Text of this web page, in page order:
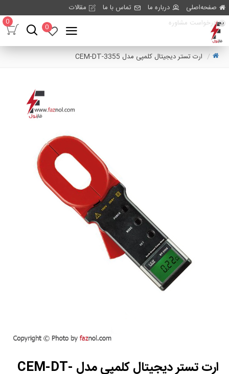
صفحه‌اصلی درباره ما تماس با ما
مقالات
درخواست مشاوره
0
0
ارت تستر دیجیتال کلمپی مدل CEM-DT-3355
ارت تستر دیجیتال کلمپی مدل CEM-DT-